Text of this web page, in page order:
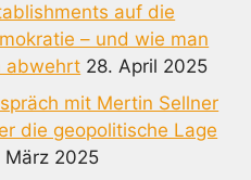
auf die
– und wie man
abwehrt 28. April 2025
mit Mertin Sellner
die geopolitische Lage
März 2025